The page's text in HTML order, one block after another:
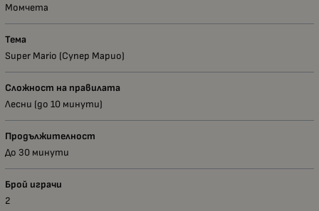
Момчета
Тема
Super Mario (Супер Марио)
Сложност на правилата
Лесни (до 10 минути)
Продължителност
До 30 минути
Брой играчи
2